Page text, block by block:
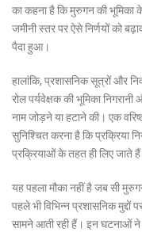
का कहना है कि मुरुगन की भूमिका
जमीनी स्तर पर ऐसे निर्णयों को
पैदा हुआ।
हालांकि, प्रशासनिक सूत्रों और
रोल पर्यवेक्षक की भूमिका
नाम जोड़ने या हटाने की। एक
सुनिश्चित करना है कि प्रक्रिया
प्रक्रियाओं के तहत ही लिए जाते
यह पहला मौका नहीं है जब सी
पहले भी विभिन्न प्रशासनिक
सामने आती रही हैं। इन घटनाओं ने